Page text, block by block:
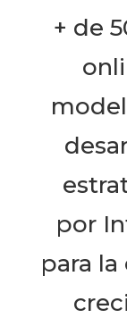
+ de
por
para